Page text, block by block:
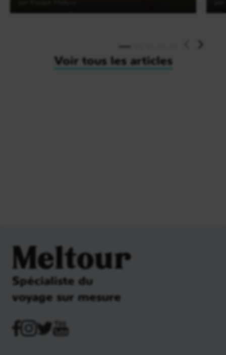
Voir tous les articles
Meltour
Spécialiste du
voyage sur mesure